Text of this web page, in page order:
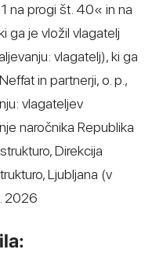
na progi št. 40« in na
ga je vložil vlagatelj
vlagatelj), ki ga
in partnerji, o. p.,
vlagateljev
naročnika Republika
Direkcija
Ljubljana (v
2026